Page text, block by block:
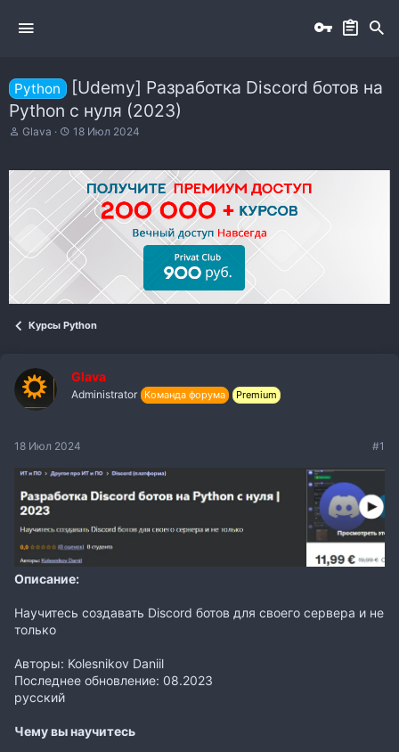
Python
[Udemy] Разработка Discord ботов на
Python с нуля (2023)
А
о
р
т
е
Glava
Д
а
ч
л
а
18 Июл 2024
Курсы Python
Glava
Administrator Команда форума Premium
18 Июл 2024 #1
Описание:
Научитесь создавать Discord ботов для своего сервера и не
только
Авторы: Kolesnikov Daniil
Последнее обновление: 08.2023
русский
Чему вы научитесь